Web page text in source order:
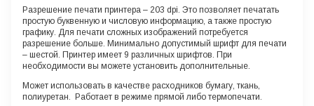
Разрешение печати принтера – 203 dpi. Это позволяет печатать
простую буквенную и числовую информацию, а также простую
графику. Для печати сложных изображений потребуется
разрешение больше. Минимально допустимый шрифт для печати
– шестой. Принтер имеет 9 различных шрифтов. При
необходимости вы можете установить дополнительные.
Может использовать в качестве расходников бумагу, ткань,
полиуретан. Работает в режиме прямой либо термопечати.